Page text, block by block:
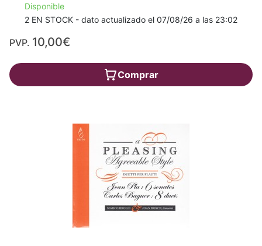
Disponible
2 EN STOCK - dato actualizado el 07/08/26 a las 23:02
PVP. 10,00€
Comprar